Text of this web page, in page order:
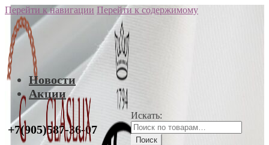
Перейти к навигации Перейти к содержимому
Новости
Акции
+7(905)587-36-07
Искать:
Поиск